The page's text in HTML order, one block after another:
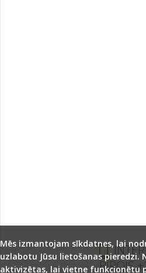
BIROJS
Mēs izmantojam sīkdatnes, lai
uzlabotu Jūsu lietošanas pieredzi.
aktivizētas, lai vietne funkcionētu